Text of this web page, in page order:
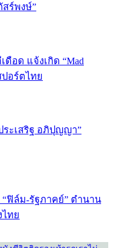
ร์พงษ์”
ดือด แจ้งเกิด “Mad
ปอร์ตไทย
ระเสริฐ อภิปุญญา”
“ฟิล์ม-รัฐภาคย์” ตำนาน
ทย